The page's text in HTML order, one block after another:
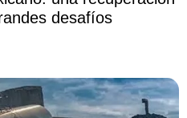
desafíos